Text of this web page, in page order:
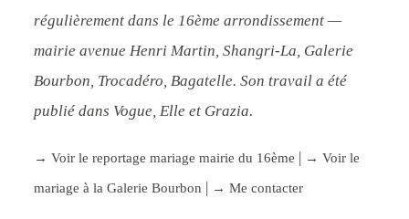
régulièrement dans le 16ème arrondissement —
mairie avenue Henri Martin, Shangri-La, Galerie
Bourbon, Trocadéro, Bagatelle. Son travail a été
publié dans Vogue, Elle et Grazia.
→ Voir le reportage mariage mairie du 16ème | → Voir le
mariage à la Galerie Bourbon | → Me contacter